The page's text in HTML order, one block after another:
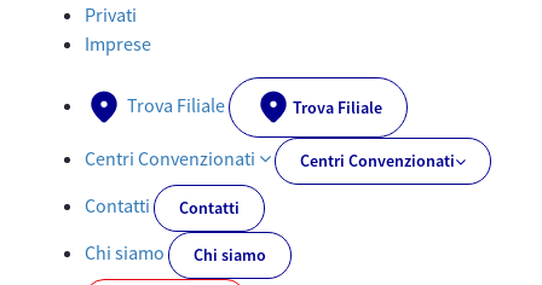
Servizi e sinistri - AXA-MPS.IT
Privati
Imprese
Trova Filiale Trova Filiale
Centri Convenzionati Centri Convenzionati
Contatti Contatti
Chi siamo
Chi siamo